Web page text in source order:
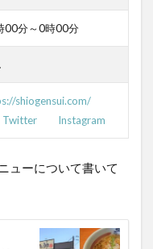
00分～0時00分
shiogensui.com/
Twitter Instagram
ューについて書いて